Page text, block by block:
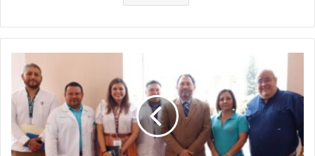
Fortín
estrechan
alianza
por
la